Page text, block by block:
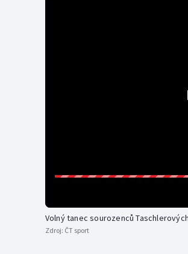
Volný tanec sourozenců
Zdroj: ČT sport